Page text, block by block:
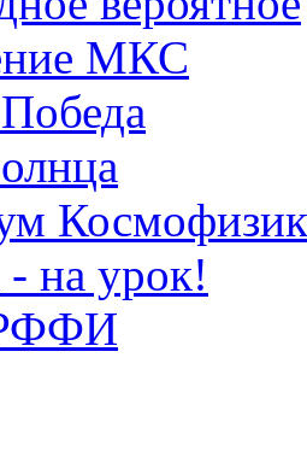
МКС
на урок!